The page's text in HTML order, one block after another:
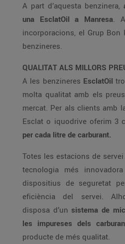
A part d’aquesta benzinera,
una EsclatOil a Manresa.
incorporacions, el Grup Bon
benzineres.
QUALITAT ALS MILLORS
A les benzineres EsclatOil
molta qualitat amb els
mercat. Per als clients amb
Esclat o iquodrive oferim 3
per cada litre de carburant.
Totes les estacions de
tecnologia més
dispositius de seguretat
eficiència del servei.
disposa d’un sistema de
les impureses dels
producte de més qualitat.